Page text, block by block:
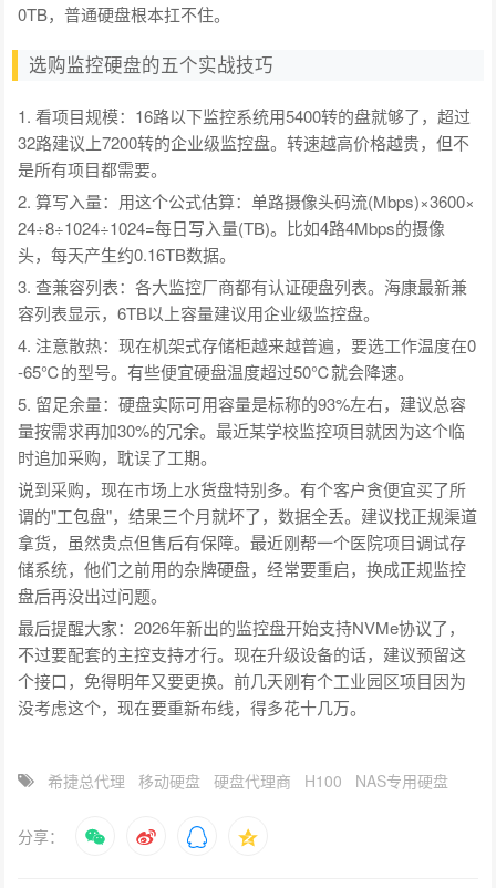
0TB，普通硬盘根本扛不住。
选购监控硬盘的五个实战技巧
1. 看项目规模：16路以下监控系统用5400转的盘就够了，超过
32路建议上7200转的企业级监控盘。转速越高价格越贵，但不
是所有项目都需要。
2. 算写入量：用这个公式估算：单路摄像头码流(Mbps)×3600×
24÷8÷1024÷1024=每日写入量(TB)。比如4路4Mbps的摄像
头，每天产生约0.16TB数据。
3. 查兼容列表：各大监控厂商都有认证硬盘列表。海康最新兼
容列表显示，6TB以上容量建议用企业级监控盘。
4. 注意散热：现在机架式存储柜越来越普遍，要选工作温度在0
-65℃的型号。有些便宜硬盘温度超过50℃就会降速。
5. 留足余量：硬盘实际可用容量是标称的93%左右，建议总容
量按需求再加30%的冗余。最近某学校监控项目就因为这个临
时追加采购，耽误了工期。
说到采购，现在市场上水货盘特别多。有个客户贪便宜买了所
谓的"工包盘"，结果三个月就坏了，数据全丢。建议找正规渠道
拿货，虽然贵点但售后有保障。最近刚帮一个医院项目调试存
储系统，他们之前用的杂牌硬盘，经常要重启，换成正规监控
盘后再没出过问题。
最后提醒大家：2026年新出的监控盘开始支持NVMe协议了，
不过要配套的主控支持才行。现在升级设备的话，建议预留这
个接口，免得明年又要更换。前几天刚有个工业园区项目因为
没考虑这个，现在要重新布线，得多花十几万。
希捷总代理 移动硬盘 硬盘代理商 H100 NAS专用硬盘
分享：